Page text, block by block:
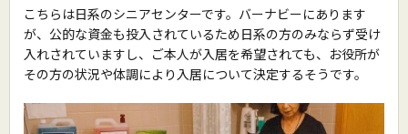
こちらは日系のシニアセンターです。バーナビーにあります
が、公的な資金も投入されているため日系の方のみならず受け
入れされていますし、ご本人が入居を希望されても、お役所が
その方の状況や体調により入居について決定するそうです。